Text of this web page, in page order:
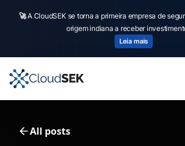
🚀CloudSEK becomes first Indian origin
investment fromUS statefund
Read more
All posts